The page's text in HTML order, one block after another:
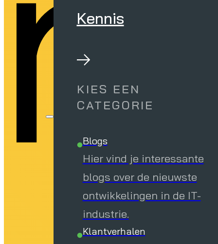
Kennis
KIES EEN
CATEGORIE
Blogs
Hier vind je interessante
blogs over de nieuwste
ontwikkelingen in de IT-
industrie.
Klantverhalen